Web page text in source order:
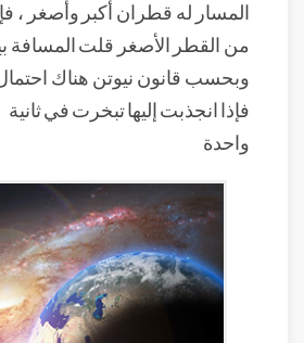
المسار له قطران أكبر وأصغر ،
من القطر الأصغر قلت المسافة
وبحسب قانون نيوتن هناك
فإذا انجذبت إليها تبخرت في ثانية
واحدة